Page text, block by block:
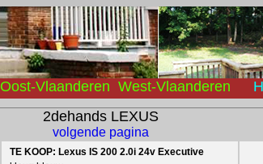
Oost-Vlaanderen West-Vlaanderen
2dehands LEXUS
volgende pagina
TE KOOP: Lexus IS 200 2.0i 24v Executive